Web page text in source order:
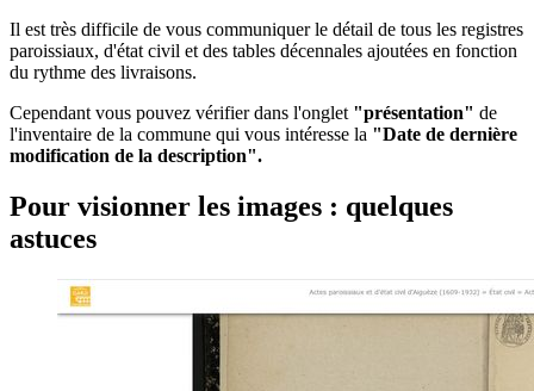
Il est très difficile de vous communiquer le détail de tous les registres
paroissiaux, d'état civil et des tables décennales ajoutées en fonction
du rythme des livraisons.
Cependant vous pouvez vérifier dans l'onglet "présentation" de
l'inventaire de la commune qui vous intéresse la "Date de dernière
modification de la description".
Pour visionner les images : quelques
astuces